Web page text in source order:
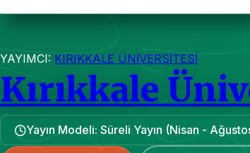
YAYIMCI: KIRIKKALE ÜNİVERSİTESİ
Kırıkkale
Yayın Modeli: Süreli Yayın (Nisan -